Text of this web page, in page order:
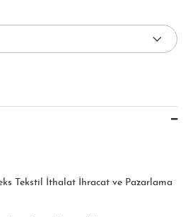
Tekstil İthalat İhracat ve Pazarlama